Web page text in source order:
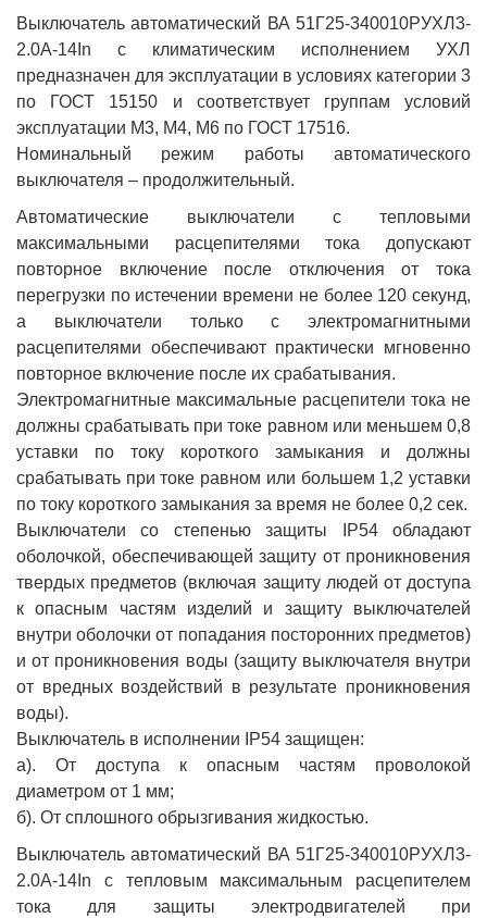
Выключатель автоматический ВА 51Г25-340010РУХЛ3-
2.0А-14In с климатическим исполнением УХЛ
предназначен для эксплуатации в условиях категории 3
по ГОСТ 15150 и соответствует группам условий
эксплуатации М3, М4, М6 по ГОСТ 17516.
Номинальный режим работы автоматического
выключателя – продолжительный.
Автоматические выключатели с тепловыми
максимальными расцепителями тока допускают
повторное включение после отключения от тока
перегрузки по истечении времени не более 120 секунд,
а выключатели только с электромагнитными
расцепителями обеспечивают практически мгновенно
повторное включение после их срабатывания.
Электромагнитные максимальные расцепители тока не
должны срабатывать при токе равном или меньшем 0,8
уставки по току короткого замыкания и должны
срабатывать при токе равном или большем 1,2 уставки
по току короткого замыкания за время не более 0,2 сек.
Выключатели со степенью защиты IP54 обладают
оболочкой, обеспечивающей защиту от проникновения
твердых предметов (включая защиту людей от доступа
к опасным частям изделий и защиту выключателей
внутри оболочки от попадания посторонних предметов)
и от проникновения воды (защиту выключателя внутри
от вредных воздействий в результате проникновения
воды).
Выключатель в исполнении IP54 защищен:
а). От доступа к опасным частям проволокой
диаметром от 1 мм;
б). От сплошного обрызгивания жидкостью.
Выключатель автоматический ВА 51Г25-340010РУХЛ3-
2.0А-14In с тепловым максимальным расцепителем
тока для защиты электродвигателей при